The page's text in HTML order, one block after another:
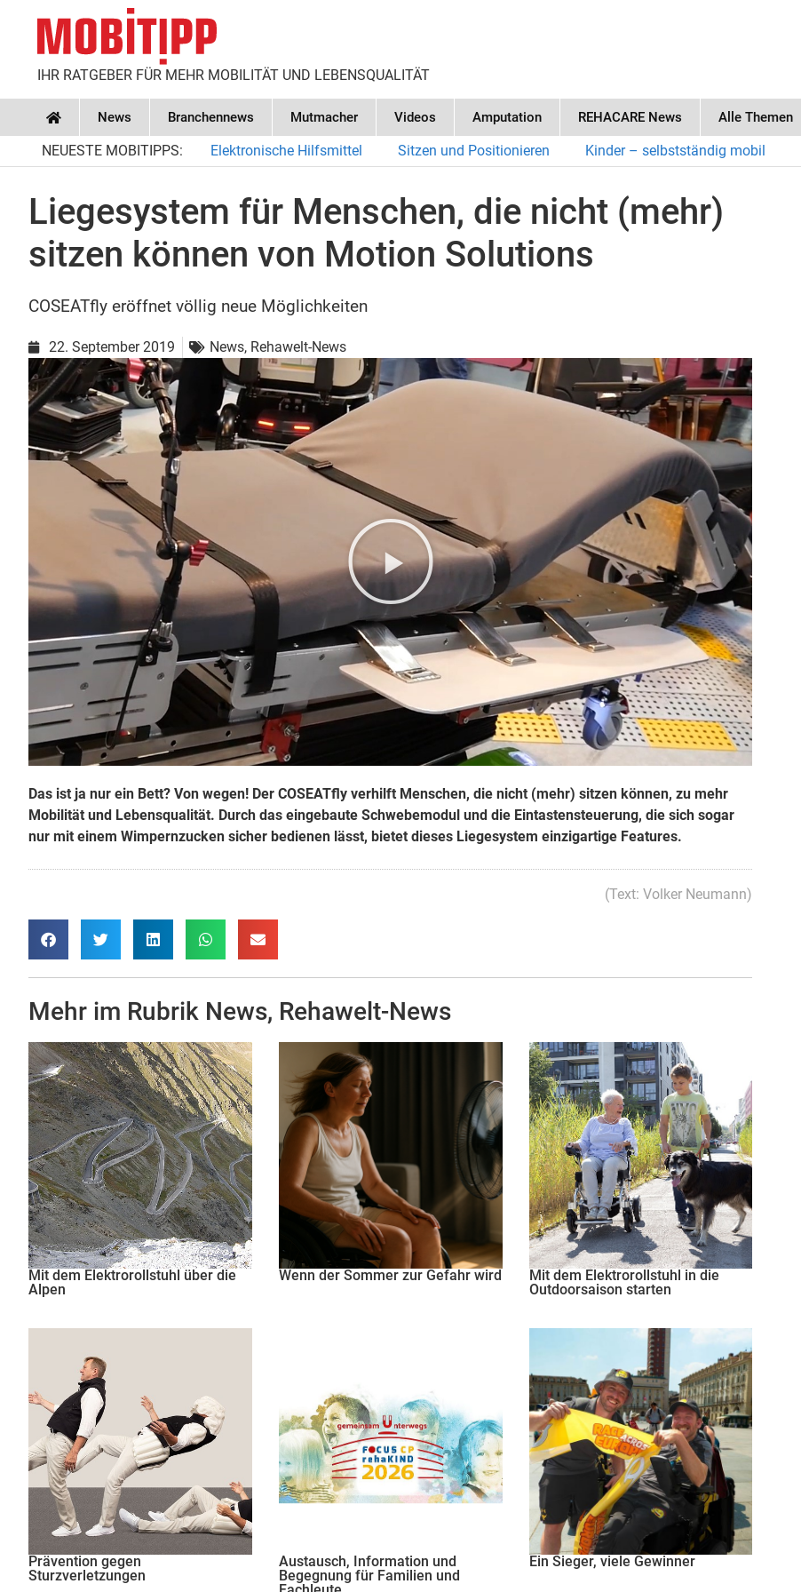
IHR RATGEBER FÜR MEHR MOBILITÄT UND LEBENSQUALITÄT
Home
News Branchennews Mutmacher Videos Amputation REHACARE News Alle Themen
NEUESTE MOBITIPPS: Elektronische Hilfsmittel Sitzen und Positionieren Kinder – selbstständig mobil
Liegesystem für Menschen, die nicht (mehr)
sitzen können von Motion Solutions
COSEATfly eröffnet völlig neue Möglichkeiten
22. September 2019 News, Rehawelt-News
Das ist ja nur ein Bett? Von wegen! Der COSEATfly verhilft Menschen, die nicht (mehr) sitzen können, zu mehr
Mobilität und Lebensqualität. Durch das eingebaute Schwebemodul und die Eintastensteuerung, die sich sogar
nur mit einem Wimpernzucken sicher bedienen lässt, bietet dieses Liegesystem einzigartige Features.
(Text: Volker Neumann)
Mehr im Rubrik News, Rehawelt-News
Mit dem Elektrorollstuhl über die
Alpen
Wenn der Sommer zur Gefahr wird
Mit dem Elektrorollstuhl in die
Outdoorsaison starten
Prävention gegen
Sturzverletzungen
Austausch, Information und
Begegnung für Familien und
Ein Sieger, viele Gewinner